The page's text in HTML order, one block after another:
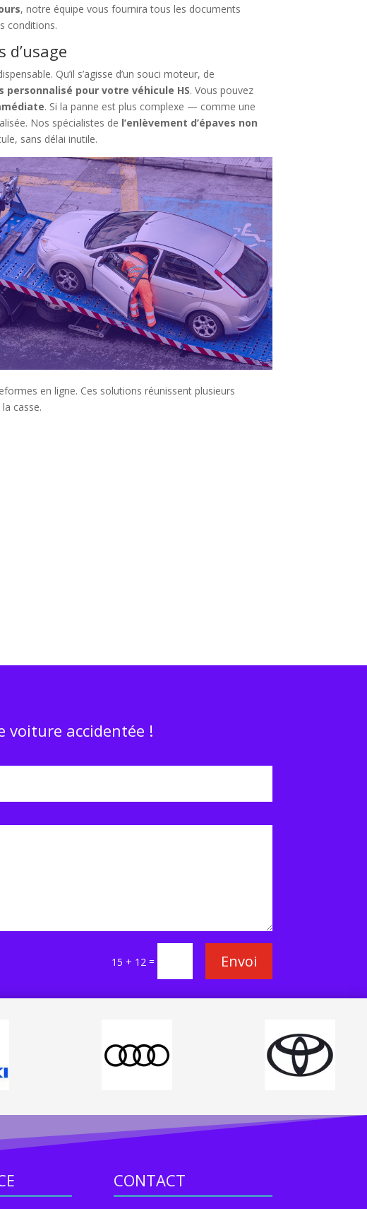
, notre équipe vous fournira tous les documents
conditions.
Qu’il s’agisse d’un souci moteur, de
personnalisé pour votre véhicule HS. Vous pouvez
. Si la panne est plus complexe — comme une
Nos spécialistes de l’enlèvement d’épaves non
sans délai inutile.
en ligne. Ces solutions réunissent plusieurs
casse.
voiture accidentée !
15 + 12 = Envoi
CONTACT